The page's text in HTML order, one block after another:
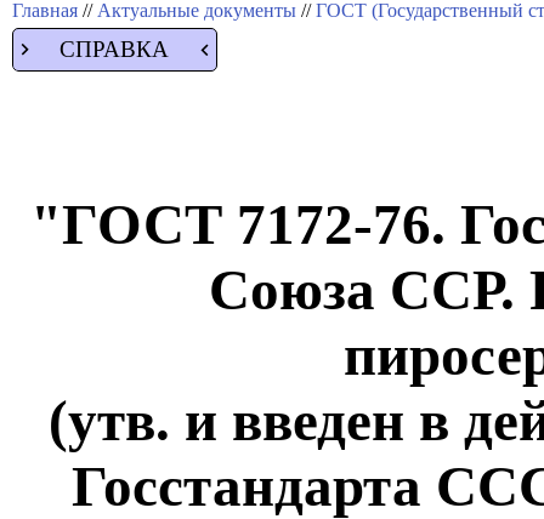
Главная // Актуальные документы //ГОСТ (Государственный
СПРАВКА
"ГОСТ 7172-76.
Союза ССР.
(утв. и введен в
Госстандарта